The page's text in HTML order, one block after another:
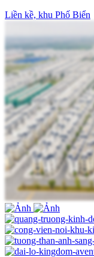
Liền kề, khu Phố Biển